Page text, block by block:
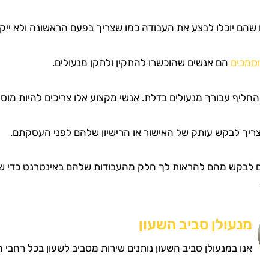
שהם יוכלו לבצע את העבודה כמו שצריך בפעם הראשונה ולא
הם אנשים שהוכשרו להתקין ולתקן מנעולים.
עבורך מנעולים בדלת. אנשי מקצוע אלו צריכים להיות
לבקש עותק של האישור או הרישיון שלהם לפני העסקתם.
לבקש מהם להראות לך חלק מהעבודות שלהם באינטרנט כדי
מנעולן סביב השעון
אנו במנעולן סביב השעון נותנים שירות מסביב לשעון בכל